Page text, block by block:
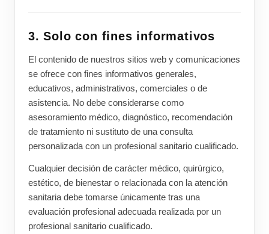
3. Solo con fines informativos
El contenido de nuestros sitios web y comunicaciones
se ofrece con fines informativos generales,
educativos, administrativos, comerciales o de
asistencia. No debe considerarse como
asesoramiento médico, diagnóstico, recomendación
de tratamiento ni sustituto de una consulta
personalizada con un profesional sanitario cualificado.
Cualquier decisión de carácter médico, quirúrgico,
estético, de bienestar o relacionada con la atención
sanitaria debe tomarse únicamente tras una
evaluación profesional adecuada realizada por un
profesional sanitario cualificado.